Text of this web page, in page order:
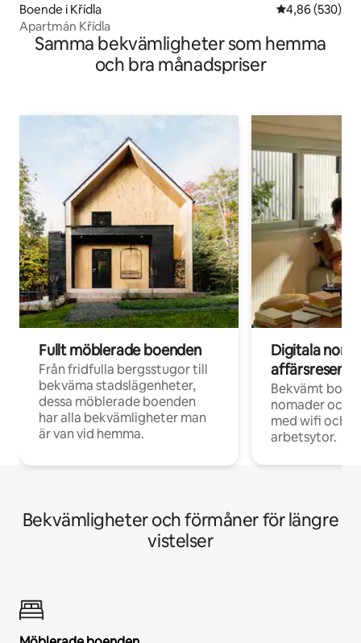
Boende i Křídla 4,86 av 5 i
4,86 (530)
Apartmán Křídla
Samma bekvämligheter som hemma
och bra månadspriser
Fullt möblerade boenden
Från fridfulla bergsstugor till
bekväma stadslägenheter,
dessa möblerade boenden
har alla bekvämligheter man
är van vid hemma.
Digitala
Bekvämt
nomader och
med wifi och
arbetsytor.
Bekvämligheter och förmåner för längre
vistelser